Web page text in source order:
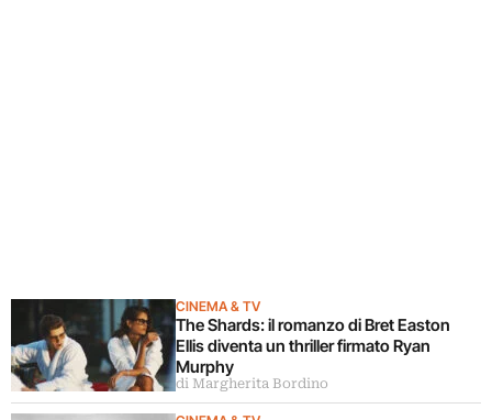
CINEMA & TV
The Shards: il romanzo di Bret Easton
Ellis diventa un thriller firmato Ryan
Murphy
di Margherita Bordino